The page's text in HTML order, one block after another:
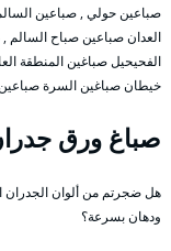
صباعين حولي , صباعين
العدان صباعين صباح السالم
الفحيحيل صباغين المنطقة
خيطان صباغين السرة
صباغ ورق
هل ضجرتم من ألوان الجدران
ودهان بسرعة؟